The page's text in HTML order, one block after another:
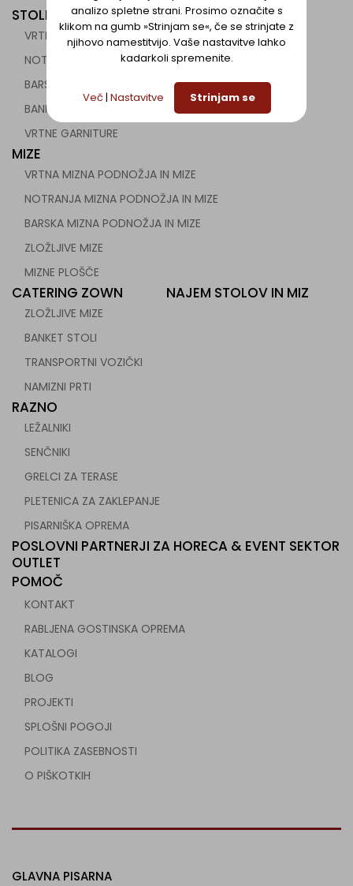
STOLI
VRTNI STOLI
NOTRANJI STOLI
BARSKI STOLI
BANKET STOLI
VRTNE GARNITURE
MIZE
VRTNA MIZNA PODNOŽJA IN MIZE
NOTRANJA MIZNA PODNOŽJA IN MIZE
BARSKA MIZNA PODNOŽJA IN MIZE
ZLOŽLJIVE MIZE
MIZNE PLOŠČE
CATERING ZOWN
ZLOŽLJIVE MIZE
BANKET STOLI
TRANSPORTNI VOZIČKI
NAMIZNI PRTI
NAJEM STOLOV IN MIZ
RAZNO
LEŽALNIKI
SENČNIKI
GRELCI ZA TERASE
PLETENICA ZA ZAKLEPANJE
PISARNIŠKA OPREMA
POSLOVNI PARTNERJI ZA HORECA & EVENT SEKTOR
OUTLET
POMOČ
KONTAKT
RABLJENA GOSTINSKA OPREMA
KATALOGI
BLOG
PROJEKTI
SPLOŠNI POGOJI
POLITIKA ZASEBNOSTI
O PIŠKOTKIH
GLAVNA PISARNA
analizo spletne strani. Prosimo označite s
klikom na gumb »Strinjam se«, če se strinjate z
njihovo namestitvijo. Vaše nastavitve lahko
kadarkoli spremenite.
Več | Nastavitve Strinjam se